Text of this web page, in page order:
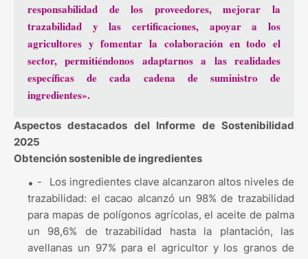
responsabilidad de los proveedores, mejorar la
trazabilidad y las certificaciones, apoyar a los
agricultores y fomentar la colaboración en todo el
sector, permitiéndonos adaptarnos a las realidades
específicas de cada cadena de suministro de
ingredientes».
Aspectos destacados del Informe de Sostenibilidad
2025
Obtención sostenible de ingredientes
-
Los ingredientes clave alcanzaron altos niveles de
trazabilidad: el cacao alcanzó un 98% de trazabilidad
para mapas de polígonos agrícolas, el aceite de palma
un 98,6% de trazabilidad hasta la plantación, las
avellanas un 97% para el agricultor y los granos de